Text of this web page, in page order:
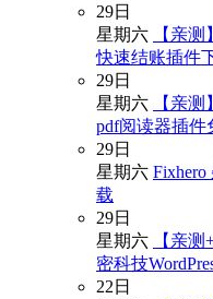
29日
星期六
【亲测
快速结账插件
29日
星期六
【亲测
pdf阅读器插件
29日
星期六 Fixhero
载
29日
星期六
【亲
密科技
22 日